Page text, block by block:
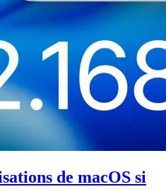
de macOS si